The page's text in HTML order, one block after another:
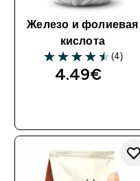
Железо и фолиевая
кислота
(4)
4.49€‎